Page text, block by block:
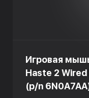
Игровая
Haste 2
(p/n